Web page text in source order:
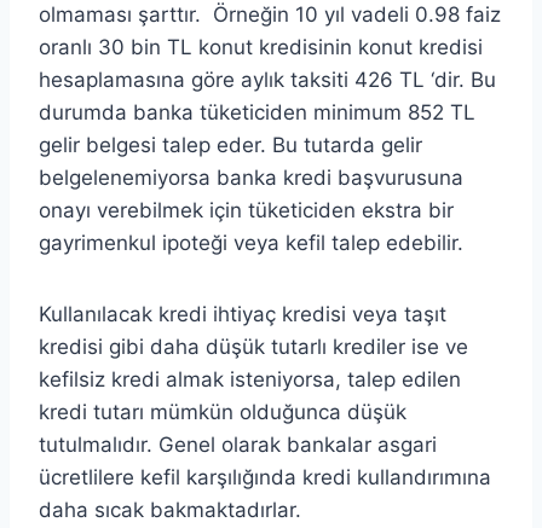
olmaması şarttır. Örneğin 10 yıl vadeli 0.98 faiz
oranlı 30 bin TL konut kredisinin konut kredisi
hesaplamasına göre aylık taksiti 426 TL ‘dir. Bu
durumda banka tüketiciden minimum 852 TL
gelir belgesi talep eder. Bu tutarda gelir
belgelenemiyorsa banka kredi başvurusuna
onayı verebilmek için tüketiciden ekstra bir
gayrimenkul ipoteği veya kefil talep edebilir.
Kullanılacak kredi ihtiyaç kredisi veya taşıt
kredisi gibi daha düşük tutarlı krediler ise ve
kefilsiz kredi almak isteniyorsa, talep edilen
kredi tutarı mümkün olduğunca düşük
tutulmalıdır. Genel olarak bankalar asgari
ücretlilere kefil karşılığında kredi kullandırımına
daha sıcak bakmaktadırlar.